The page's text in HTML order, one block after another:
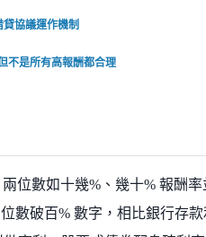
貸協議運作機制
不是所有高報酬都合理
位數如十幾%、幾十% 報酬率
數破百% 數字，相比銀行存款